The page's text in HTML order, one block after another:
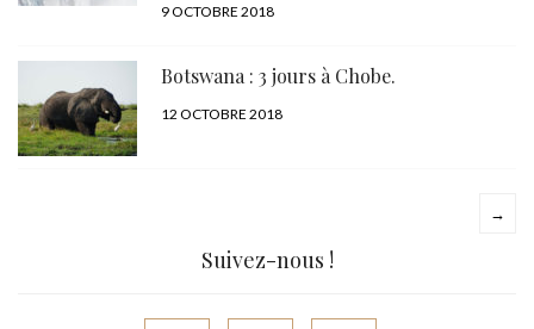
PUBLIÉ
9 OCTOBRE 2018
Botswana : 3 jours à Chobe.
PUBLIÉ
12 OCTOBRE 2018
→
Suivez-nous !